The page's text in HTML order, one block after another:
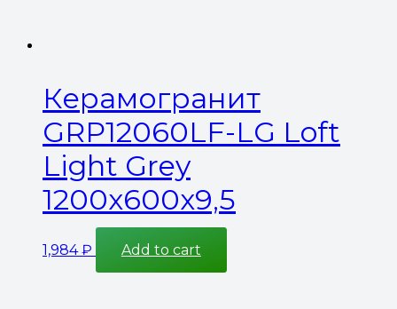
Керамогранит
GRP12060LF-LG Loft
Light Grey
1200x600x9,5
1,984₽ Add to cart